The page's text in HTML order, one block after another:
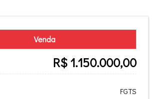
Venda
R$ 1.150.000,00
FGTS